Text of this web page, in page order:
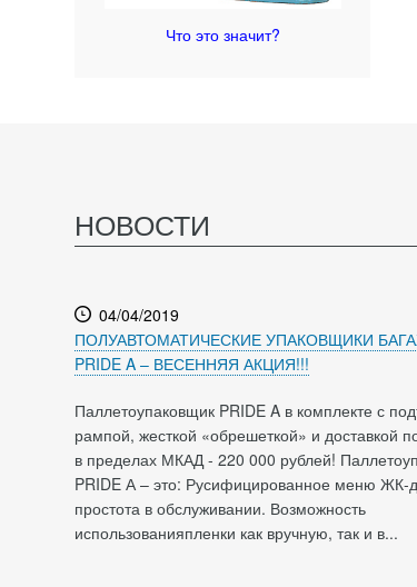
Что это значит?
НОВОСТИ
04/04/2019
ПОЛУАВТОМАТИЧЕСКИЕ УПАКОВЩИКИ
PRIDE A – ВЕСЕННЯЯ АКЦИЯ!!!
Паллетоупаковщик PRIDE A в комплекте с
рампой, жесткой «обрешеткой» и доставкой
в пределах МКАД - 220 000 рублей!
PRIDE А – это: Русифицированное меню ЖК-
простота в обслуживании. Возможность
использованияпленки как вручную, так и в...